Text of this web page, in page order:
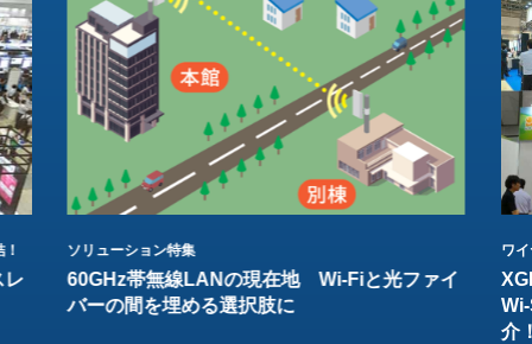
レ
ソリューション特集
60GHz帯無線LANの現在地 Wi-Fiと光ファイ
バーの間を埋める選択肢に
ワ
介